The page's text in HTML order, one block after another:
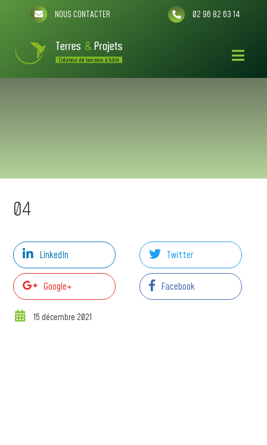
NOUS CONTACTER 02 96 82 63 14
04
LinkedIn Twitter
Google+ Facebook
15 décembre 2021